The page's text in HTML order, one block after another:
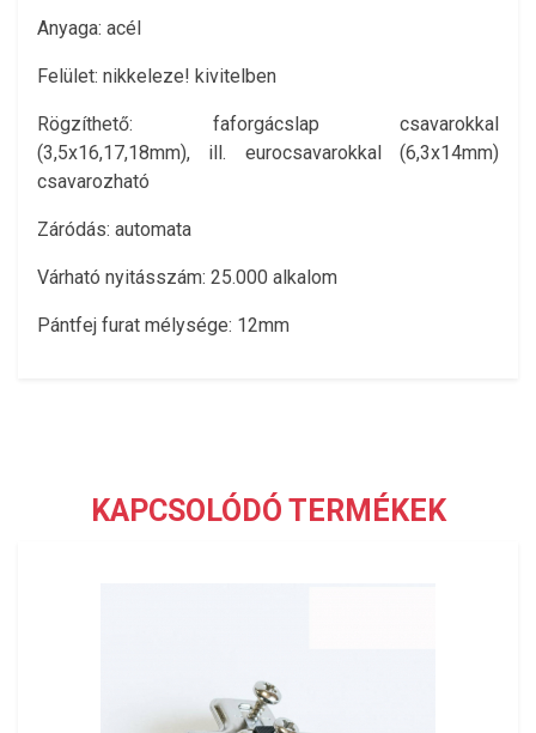
Anyaga: acél
Felület: nikkeleze! kivitelben
Rögzíthető: faforgácslap csavarokkal
(3,5x16,17,18mm), ill. eurocsavarokkal (6,3x14mm)
csavarozható
Záródás: automata
Várható nyitásszám: 25.000 alkalom
Pántfej furat mélysége: 12mm
KAPCSOLÓDÓ TERMÉKEK